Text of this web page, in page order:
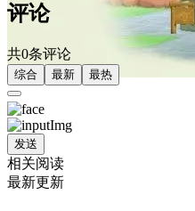
评论
共0条评论
综合 最新 最热
发送
相关阅读
最新更新